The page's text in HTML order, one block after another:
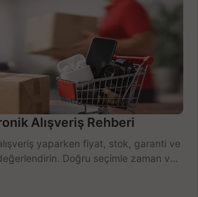
Alışveriş Rehberi
yaparken fiyat, stok, garanti ve
Doğru seçimle zaman ve